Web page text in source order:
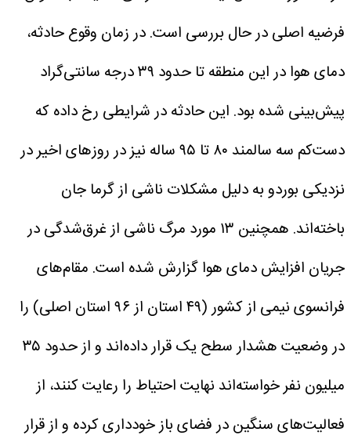
فرضیه اصلی در حال بررسی است. در زمان وقوع حادثه،
دمای هوا در این منطقه تا حدود ۳۹ درجه سانتی‌گراد
پیش‌بینی شده بود. این حادثه در شرایطی رخ داده که
دست‌کم سه سالمند ۸۰ تا ۹۵ ساله نیز در روزهای اخیر در
نزدیکی بوردو به دلیل مشکلات ناشی از گرما جان
باخته‌اند. همچنین ۱۳ مورد مرگ ناشی از غرق‌شدگی در
جریان افزایش دمای هوا گزارش شده است. مقام‌های
فرانسوی نیمی از کشور (۴۹ استان از ۹۶ استان اصلی) را
در وضعیت هشدار سطح یک قرار داده‌اند و از حدود ۳۵
میلیون نفر خواسته‌اند نهایت احتیاط را رعایت کنند، از
فعالیت‌های سنگین در فضای باز خودداری کرده و از قرار